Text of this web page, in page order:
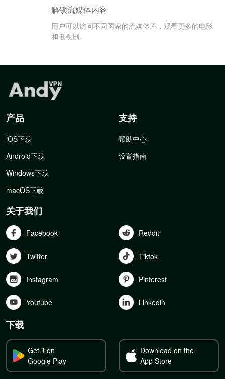
解锁流媒体内容
用户可以访问不同国家的流媒体库，观看更多的电影
和电视剧。
产品
iOS下载
Android下载
Windows下载
macOS下载
支持
帮助中心
设置指南
关于我们
Facebook Reddit
Twitter Tiktok
Instagram Pinterest
Youtube Linkedln
下载
Get it on
Google Play
Download on the
App Store